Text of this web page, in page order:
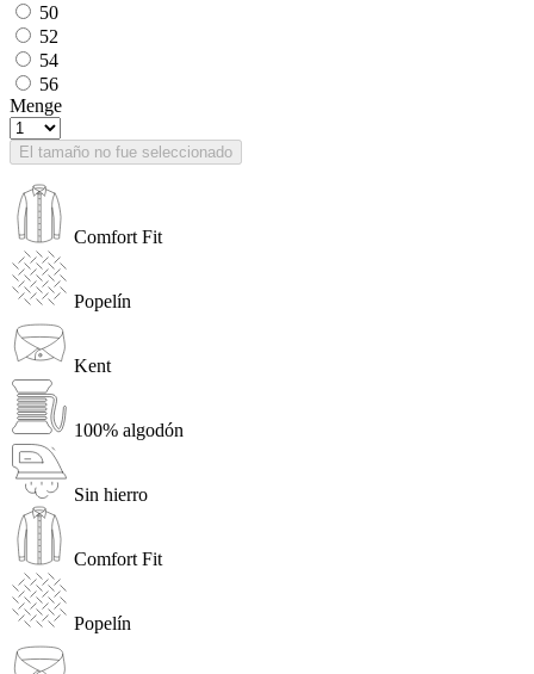
50
52
54
56
Menge
El tamaño no fue seleccionado
Comfort Fit
Popelín
Kent
100% algodón
Sin hierro
Comfort Fit
Popelín